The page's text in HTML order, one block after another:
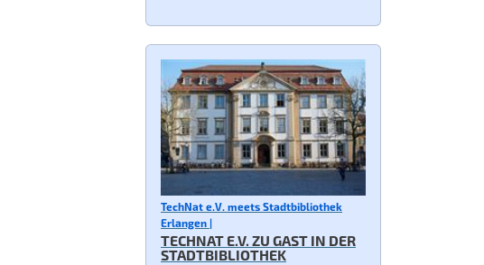
TechNat e.V. meets Stadtbibliothek
Erlangen |
TECHNAT E.V. ZU GAST IN DER
STADTBIBLIOTHEK